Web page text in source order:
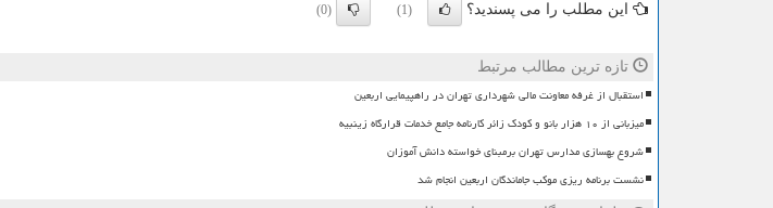
این مطلب را می پسندید؟ (1)
(0)
تازه ترین مطالب مرتبط
استقبال از غرفه معاونت مالی شهرداری تهران در راهپیمایی اربعین
میزبانی از ۱۰ هزار بانو و کودک زائر کارنامه جامع خدمات قرارگاه زینبیه
شروع بهسازی مدارس تهران برمبنای خواسته دانش آموزان
نشست برنامه ریزی موکب جاماندگان اربعین انجام شد